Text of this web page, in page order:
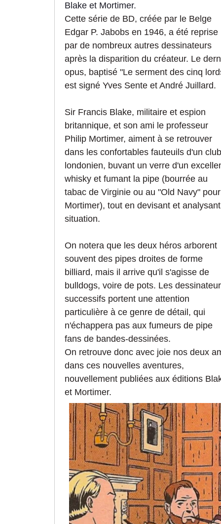
Blake et Mortimer.
Cette série de BD, créée par le Belge
Edgar P. Jabobs en 1946, a été reprise
par de nombreux autres dessinateurs
après la disparition du créateur. Le
opus, baptisé "Le serment des cinq
est signé Yves Sente et André Juillard.
Sir Francis Blake, militaire et espion
britannique, et son ami le professeur
Philip Mortimer, aiment à se retrouver
dans les confortables fauteuils d'un club
londonien, buvant un verre d'un
whisky et fumant la pipe (bourrée au
tabac de Virginie ou au "Old Navy" pour
Mortimer), tout en devisant et
situation.
On notera que les deux héros arborent
souvent des pipes droites de forme
billiard, mais il arrive qu'il s'agisse de
bulldogs, voire de pots. Les
successifs portent une attention
particulière à ce genre de détail, qui
n'échappera pas aux fumeurs de pipe
fans de bandes-dessinées.
On retrouve donc avec joie nos deux
dans ces nouvelles aventures,
nouvellement publiées aux éditions
et Mortimer.